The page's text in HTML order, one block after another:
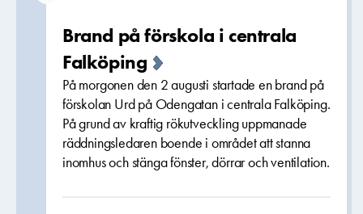
Brand på förskola i centrala
Falköping
På morgonen den 2 augusti startade en brand på
förskolan Urd på Odengatan i centrala Falköping.
På grund av kraftig rökutveckling uppmanade
räddningsledaren boende i området att stanna
inomhus och stänga fönster, dörrar och ventilation.